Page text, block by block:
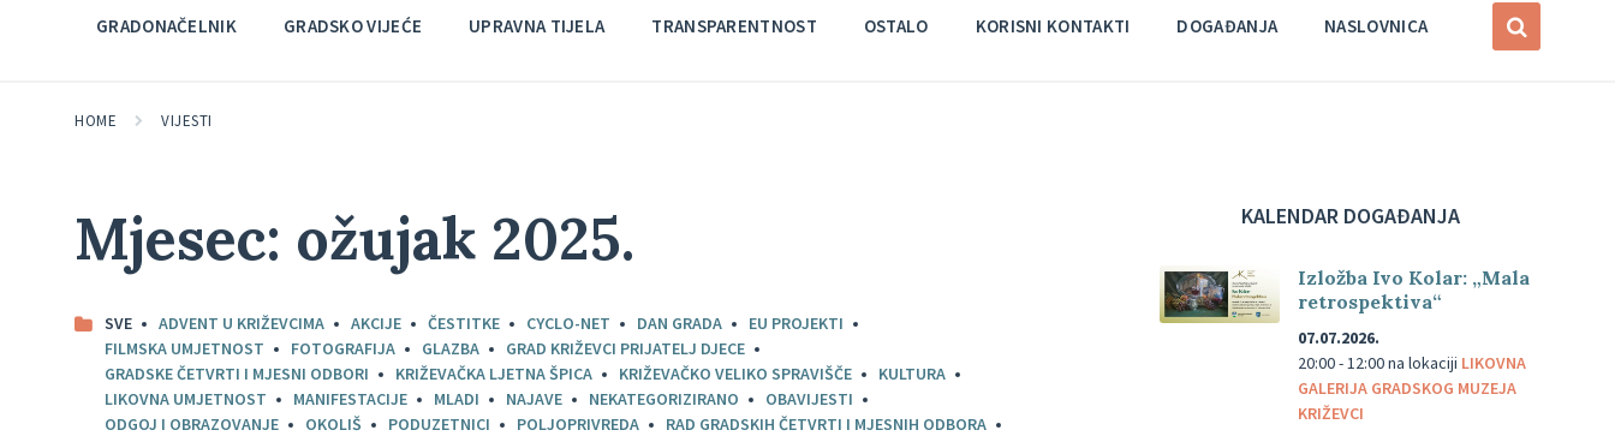
GRADONAČELNIK GRADSKO VIJEĆE UPRAVNA TIJELA TRANSPARENTNOST OSTALO KORISNI KONTAKTI DOGAĐANJA NASLOVNICA
HOME VIJESTI
Mjesec: ožujak 2025.
SVE ADVENT U KRIŽEVCIMA AKCIJE ČESTITKE CYCLO-NET DAN GRADA
EU PROJEKTI
FILMSKA UMJETNOST
FOTOGRAFIJA GLAZBA
GRAD KRIŽEVCI PRIJATELJ DJECE
GRADSKE ČETVRTI I MJESNI ODBORI
KRIŽEVAČKA LJETNA ŠPICA KRIŽEVAČKO VELIKO SPRAVIŠČE
KULTURA
LIKOVNA UMJETNOST
MANIFESTACIJE MLADI NAJAVE NEKATEGORIZIRANO
OBAVIJESTI
ODGOJ I OBRAZOVANJE
OKOLIŠ PODUZETNICI POLJOPRIVREDA
RAD GRADSKIH ČETVRTI I MJESNIH ODBORA
KALENDAR DOGAĐANJA
Izložba Ivo Kolar: „Mala
retrospektiva“
07.07.2026.
20:00 - 12:00na lokaciji LIKOVNA
GALERIJA GRADSKOG MUZEJA
KRIŽEVCI